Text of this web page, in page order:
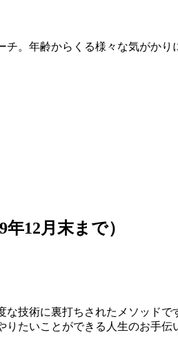
。年齢からくる様々な気がかり
12月末まで）
技術に裏打ちされたメソッドで
たいことができる人生のお手伝